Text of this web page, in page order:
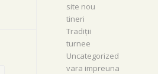
site nou
tineri
Tradiții
turnee
Uncategorized
vara impreuna